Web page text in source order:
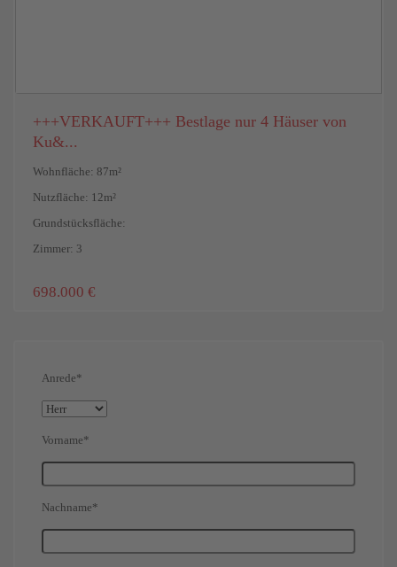
+++VERKAUFT+++ Bestlage nur 4 Häuser von
Ku&...
Wohnfläche: 87m²
Nutzfläche: 12m²
Grundstücksfläche:
Zimmer: 3
698.000 €
Anrede*
Vorname*
Nachname*